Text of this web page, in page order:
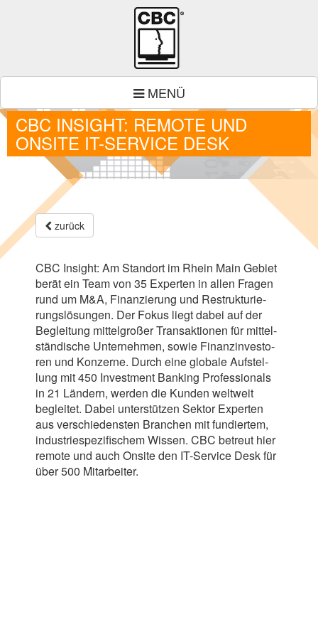
MENÜ
CBC INSIGHT: REMOTE UND
ONSITE IT-SERVICE DESK
zurück
CBC Insight: Am Stand­ort im Rhein Main Gebiet
berät ein Team von 35 Exper­ten in allen Fra­gen
rund um M&A, Finan­zie­rung und Restruk­tu­rie­
rungs­lö­sun­gen. Der Fokus liegt dabei auf der
Beglei­tung mit­tel­gro­ßer Trans­ak­tio­nen für mit­tel­
stän­di­sche Unter­neh­men, sowie Finanz­in­ves­to­
ren und Kon­zerne. Durch eine glo­bale Auf­stel­
lung mit450 Invest­ment Ban­king Pro­fes­sio­nals
in 21 Län­dern, wer­den die Kun­den welt­weit
beglei­tet. Dabei unter­stüt­zen Sek­tor Exper­ten
aus ver­schie­dens­ten Bran­chen mit fun­dier­tem,
indus­trie­spe­zi­fi­schem Wis­sen. CBC betreut hier
remote und auch Onsite den IT-​​Service Desk für
über500 Mit­ar­bei­ter.